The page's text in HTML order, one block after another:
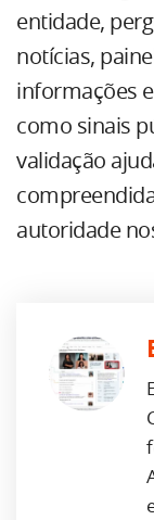
entidade,
notícias,
informações
como sinais
validação
autoridade